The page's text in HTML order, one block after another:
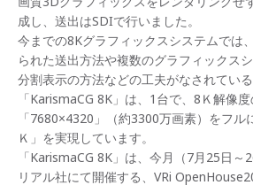
成し、送出はSDIで行いました。
今までの8Kグラフィックスシステムでは
られた送出方法や複数のグラフィックス
分割表示の方法などの工夫がなされている
「KarismaCG 8K」は、1台で、8Ｋ解像
「7680×4320」（約3300万画素）をフル
Ｋ」を実現しています。
「KarismaCG 8K」は、今月（7月25日～
リアル社にて開催する、VRi